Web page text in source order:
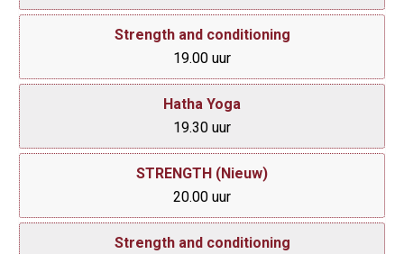
Strength and conditioning
19.00 uur
Hatha Yoga
19.30 uur
STRENGTH (Nieuw)
20.00 uur
Strength and conditioning